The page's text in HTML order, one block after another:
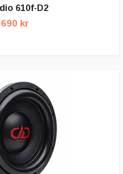
610f-D2
kr